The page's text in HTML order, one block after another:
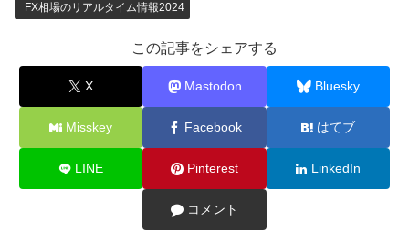
FX相場のリアルタイム情報2024
この記事をシェアする
X Mastodon Bluesky
Misskey Facebook はてブ
LINE Pinterest LinkedIn
コメント